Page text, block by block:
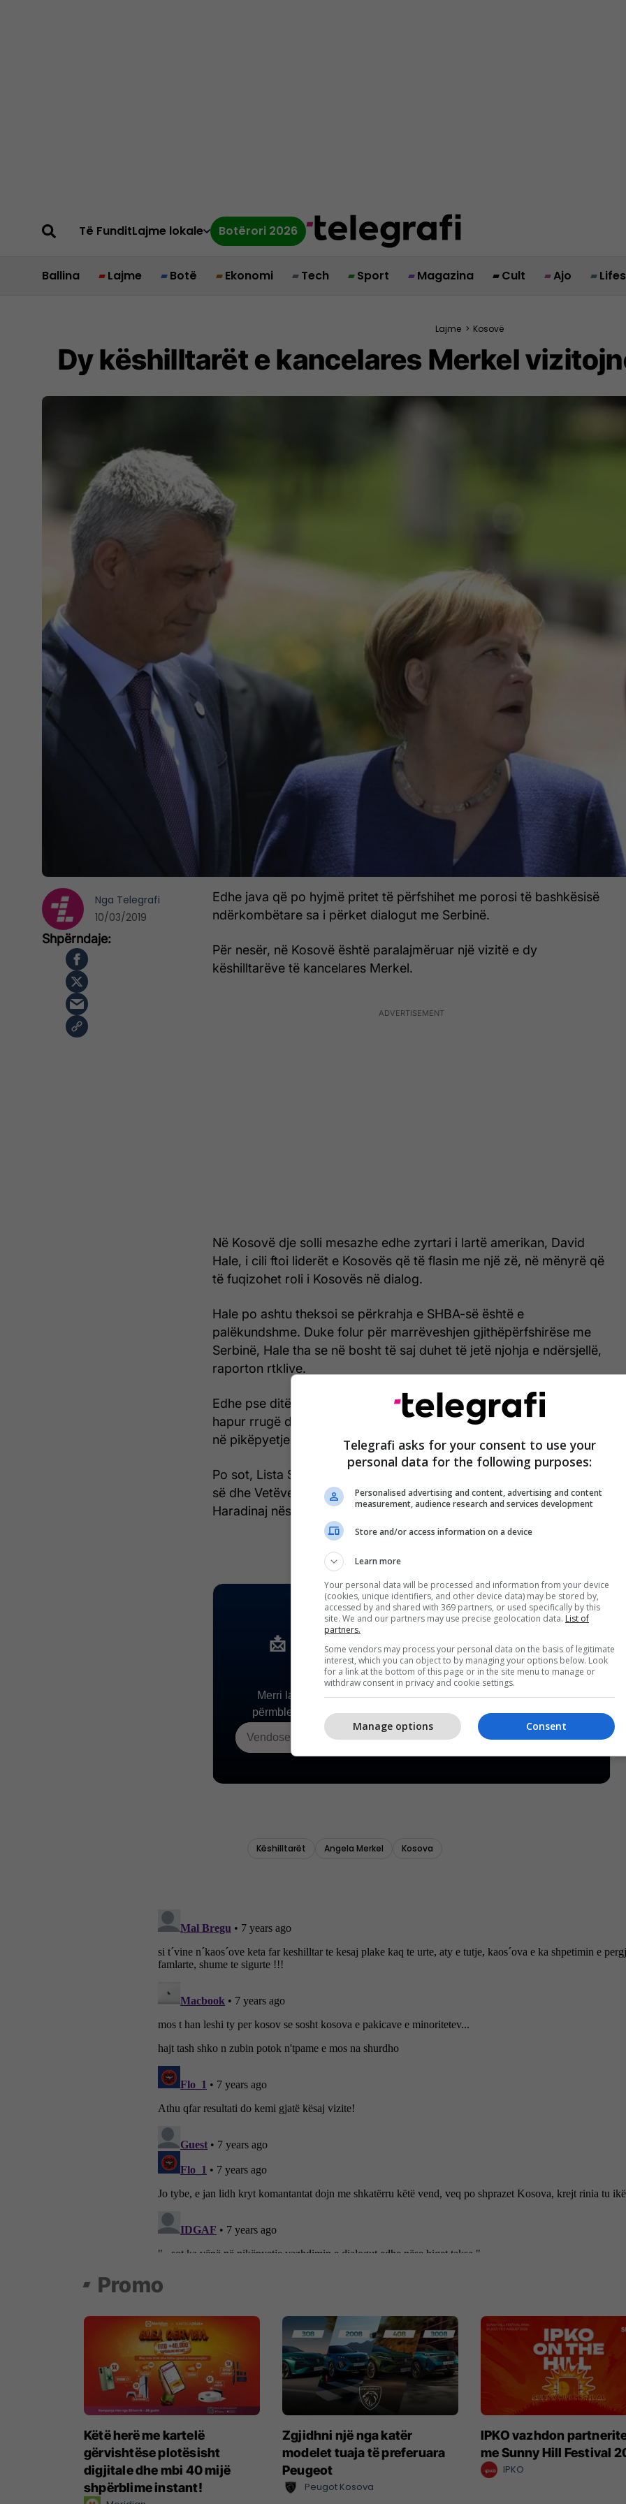
Të FunditLajme lokale Botërori 2026
Ballina Lajme Botë Ekonomi Tech Sport Magazina Cult Ajo
Lajme > Kosovë
Dy këshilltarët e kancelares Merkel
Edhe java që po hyjmë pritet të përfshihet me porosi të bashkësisë
ndërkombëtare sa i përket dialogut me Serbinë.
Për nesër, në Kosovë është paralajmëruar një vizitë e dy
këshilltarëve të kancelares Merkel.
Në Kosovë dje solli mesazhe edhe zyrtari i lartë amerikan, David
Hale, i cili ftoi liderët e Kosovës që të flasin me një zë, në mënyrë që
të fuqizohet roli i Kosovës në dialog.
Hale po ashtu theksoi se përkrahja e SHBA-së është e
palëkundshme. Duke folur për marrëveshjen gjithëpërfshirëse me
Serbinë, Hale tha se në bosht të saj duhet të jetë njohja e ndërsjellë,
raporton rtklive.
Edhe pse ditët e fundit ka pasur presion për heqjen e taksës për t’i
hapur rrugë dialogut me Serbinë, presidenti serb, Vuçiq, sot ka vënë
në pikëpyetje vazhdimin e dialogut edhe nëse hiqet taksa.
Po sot, Lista Serbe, përmes zëdhënësit Igor Simiq, u ka thënë LDK-
së dhe Vetëvendosjes, se do t’iu bashkohet në rrëzimin e Qeverisë
Haradinaj nëse i sigurojnë 51 vota.
Nga Telegrafi
10/03/2019
Telegrafi asks for your consent to use your
personal data for the following purposes:
Personalised advertising and content, advertising and content
measurement, audience research and services development
Store and/or access information on a device
Learn more
Your personal data will be processed and information from your device
(cookies, unique identifiers, and other device data) may be stored by,
accessed by and shared with 369 partners, or used specifically by this
site. We and our partners may use precise geolocation data. List of
partners.
Some vendors may process your personal data on the basis of legitimate
interest, which you can object to by managing your options below. Look
for a link at the bottom of this page or in the site menu to manage or
withdraw consent in privacy and cookie settings.
Consent
Manage options